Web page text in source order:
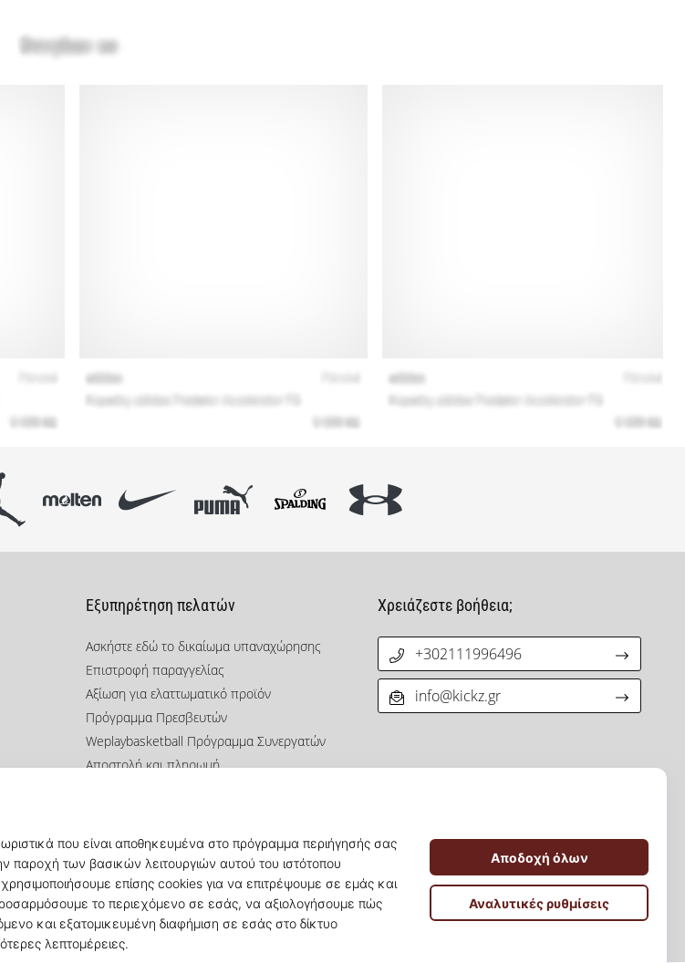
Εξυπηρέτηση πελατών
Ασκήστε εδώ το δικαίωμα υπαναχώρησης
Επιστροφή παραγγελίας
Αξίωση για ελαττωματικό προϊόν
Πρόγραμμα Πρεσβευτών
Weplaybasketball Πρόγραμμα Συνεργατών
Αποστολή και πληρωμή
Συχνές ερωτήσεις
Πολιτική απορρήτου
Χρειάζεστε βοήθεια;
+302111996496
info@kickz.gr
© 2010 – 2026 KICKZ.gr